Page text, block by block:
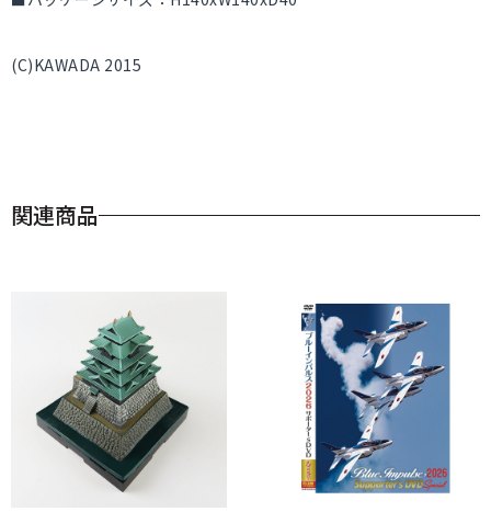
(C)KAWADA 2015
関連商品